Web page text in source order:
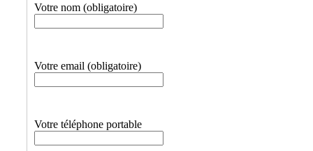
Votre nom (obligatoire)
Votre email (obligatoire)
Votre téléphone portable